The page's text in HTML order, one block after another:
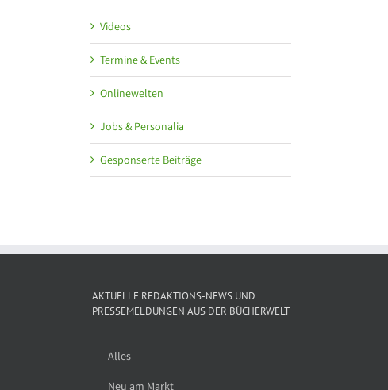
Videos
Termine & Events
Onlinewelten
Jobs & Personalia
Gesponserte Beiträge
AKTUELLE REDAKTIONS-NEWS UND
PRESSEMELDUNGEN AUS DER BÜCHERWELT
Alles
Neu am Markt